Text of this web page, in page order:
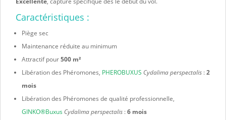
Caractéristiques :
Piège sec
Maintenance réduite au minimum
Attractif pour500 m²
Libération des Phéromones, PHEROBUXUS Cydalima perspectalis :2
mois
Libération des Phéromones de qualité professionnelle,
GINKO®Buxus Cydalima perspectalis :6 mois